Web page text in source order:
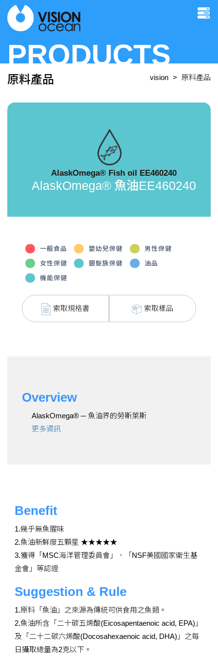
PRODUCTS
原料產品 vision 原料產品
AlaskOmega® Fish oil EE460240
AlaskOmega® 魚油EE460240
一般食品 嬰幼兒保健 男性保健
女性保健 銀髮族保健 油品
機能保健
索取規格書 索取樣品
Overview
AlaskOmega® ─ 魚油界的勞斯萊斯
更多資訊
Benefit
1.幾乎無魚腥味
2.魚油新鮮度五顆星 ★★★★★
3.獲得「MSC海洋管理委員會」、「NSF美國國家衛生基
金會」等認證
Suggestion & Rule
1.原料「魚油」之來源為傳統可供食用之魚類。
2.魚油所含「二十碳五烯酸(Eicosapentaenoic acid, EPA)」
及「二十二碳六烯酸(Docosahexaenoic acid, DHA)」之每
日攝取總量為2克以下。